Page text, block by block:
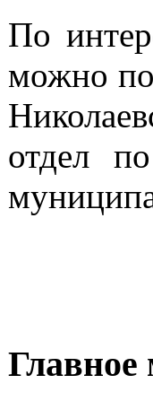
По
можно
отдел